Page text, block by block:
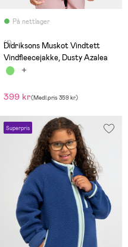
På nettlager
(1)
Didriksons Muskot Vindtett
Vindfleecejakke, Dusty Azalea
399 kr(Medl.pris 359 kr)
Superpris